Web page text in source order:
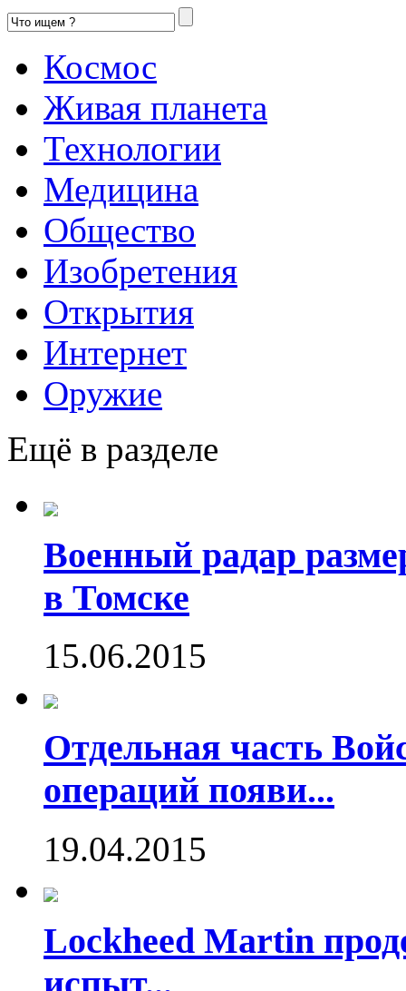
Космос
Живая планета
Технологии
Медицина
Общество
Изобретения
Открытия
Интернет
Оружие
Ещё в разделе
Военный радар
в Томске
15.06.2015
Отдельная часть
операций появи...
19.04.2015
Lockheed Martin